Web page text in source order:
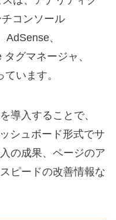
コンソール
AdSense、
グマネージャ、
います。
導入することで、
シュボード形式でサ
の成果、ページのア
ピードの改善情報な